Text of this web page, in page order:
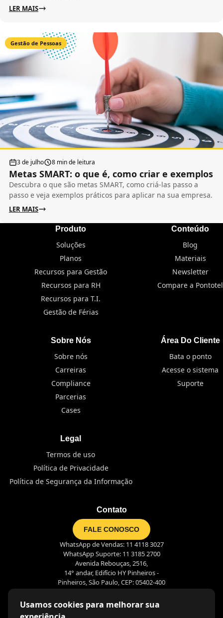
LER MAIS
Gestão de Pessoas
3 de julho 8 min de leitura
Metas SMART: o que é, como criar e exemplos
Descubra o que são metas SMART, como criá-las passo a
passo e veja exemplos práticos para aplicar na sua empresa.
LER MAIS
Produto
Soluções
Planos
Recursos para Gestão
Recursos para RH
Recursos para T.I.
Gestão de Férias
Conteúdo
Blog
Materiais
Newsletter
Compare a Pontotel
Sobre Nós
Sobre nós
Carreiras
Compliance
Parcerias
Cases
Área Do Cliente
Bata o ponto
Acesse o sistema
Suporte
Legal
Termos de uso
Política de Privacidade
Política de Segurança da Informação
Contato
FALE CONOSCO
WhatsApp de Vendas: 11 4118 3027
WhatsApp Suporte: 11 3185 2700
Avenida Rebouças, 2516,
14° andar, Edifício HY Pinheiros -
Pinheiros, São Paulo, CEP: 05402-400
Usamos cookies para melhorar sua